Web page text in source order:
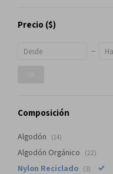
Precio ($)
Composición
Algodón (14)
Algodón Orgánico (22)
Nylon Reciclado (3)